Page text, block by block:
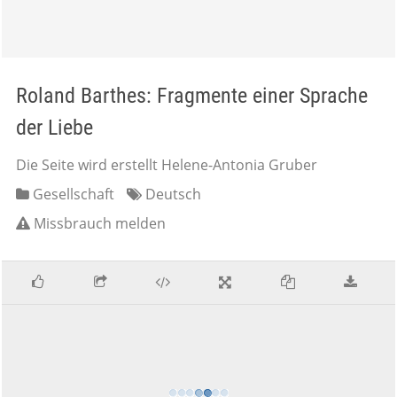
Roland Barthes: Fragmente einer Sprache
der Liebe
Die Seite wird erstellt Helene-Antonia Gruber
Gesellschaft
Deutsch
Missbrauch melden